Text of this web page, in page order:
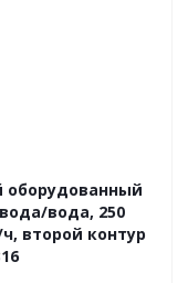
оборудованный
вода, 250
второй контур